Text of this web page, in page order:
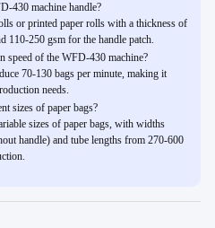
430 machine handle?
or printed paper rolls with a thickness of
110-250 gsm for the handle patch.
speed of the WFD-430 machine?
70-130 bags per minute, making it
needs.
sizes of paper bags?
sizes of paper bags, with widths
handle) and tube lengths from 270-600